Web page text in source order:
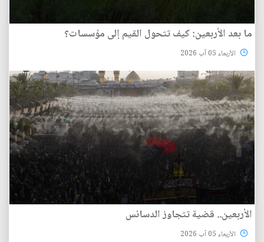
ما بعد الأربعين: كيف تتحول القيم إلى مؤسسات؟
الأربعاء 05 آب 2026
الأربعين.. قضية تتجاوز الدسائس
الأربعاء 05 آب 2026